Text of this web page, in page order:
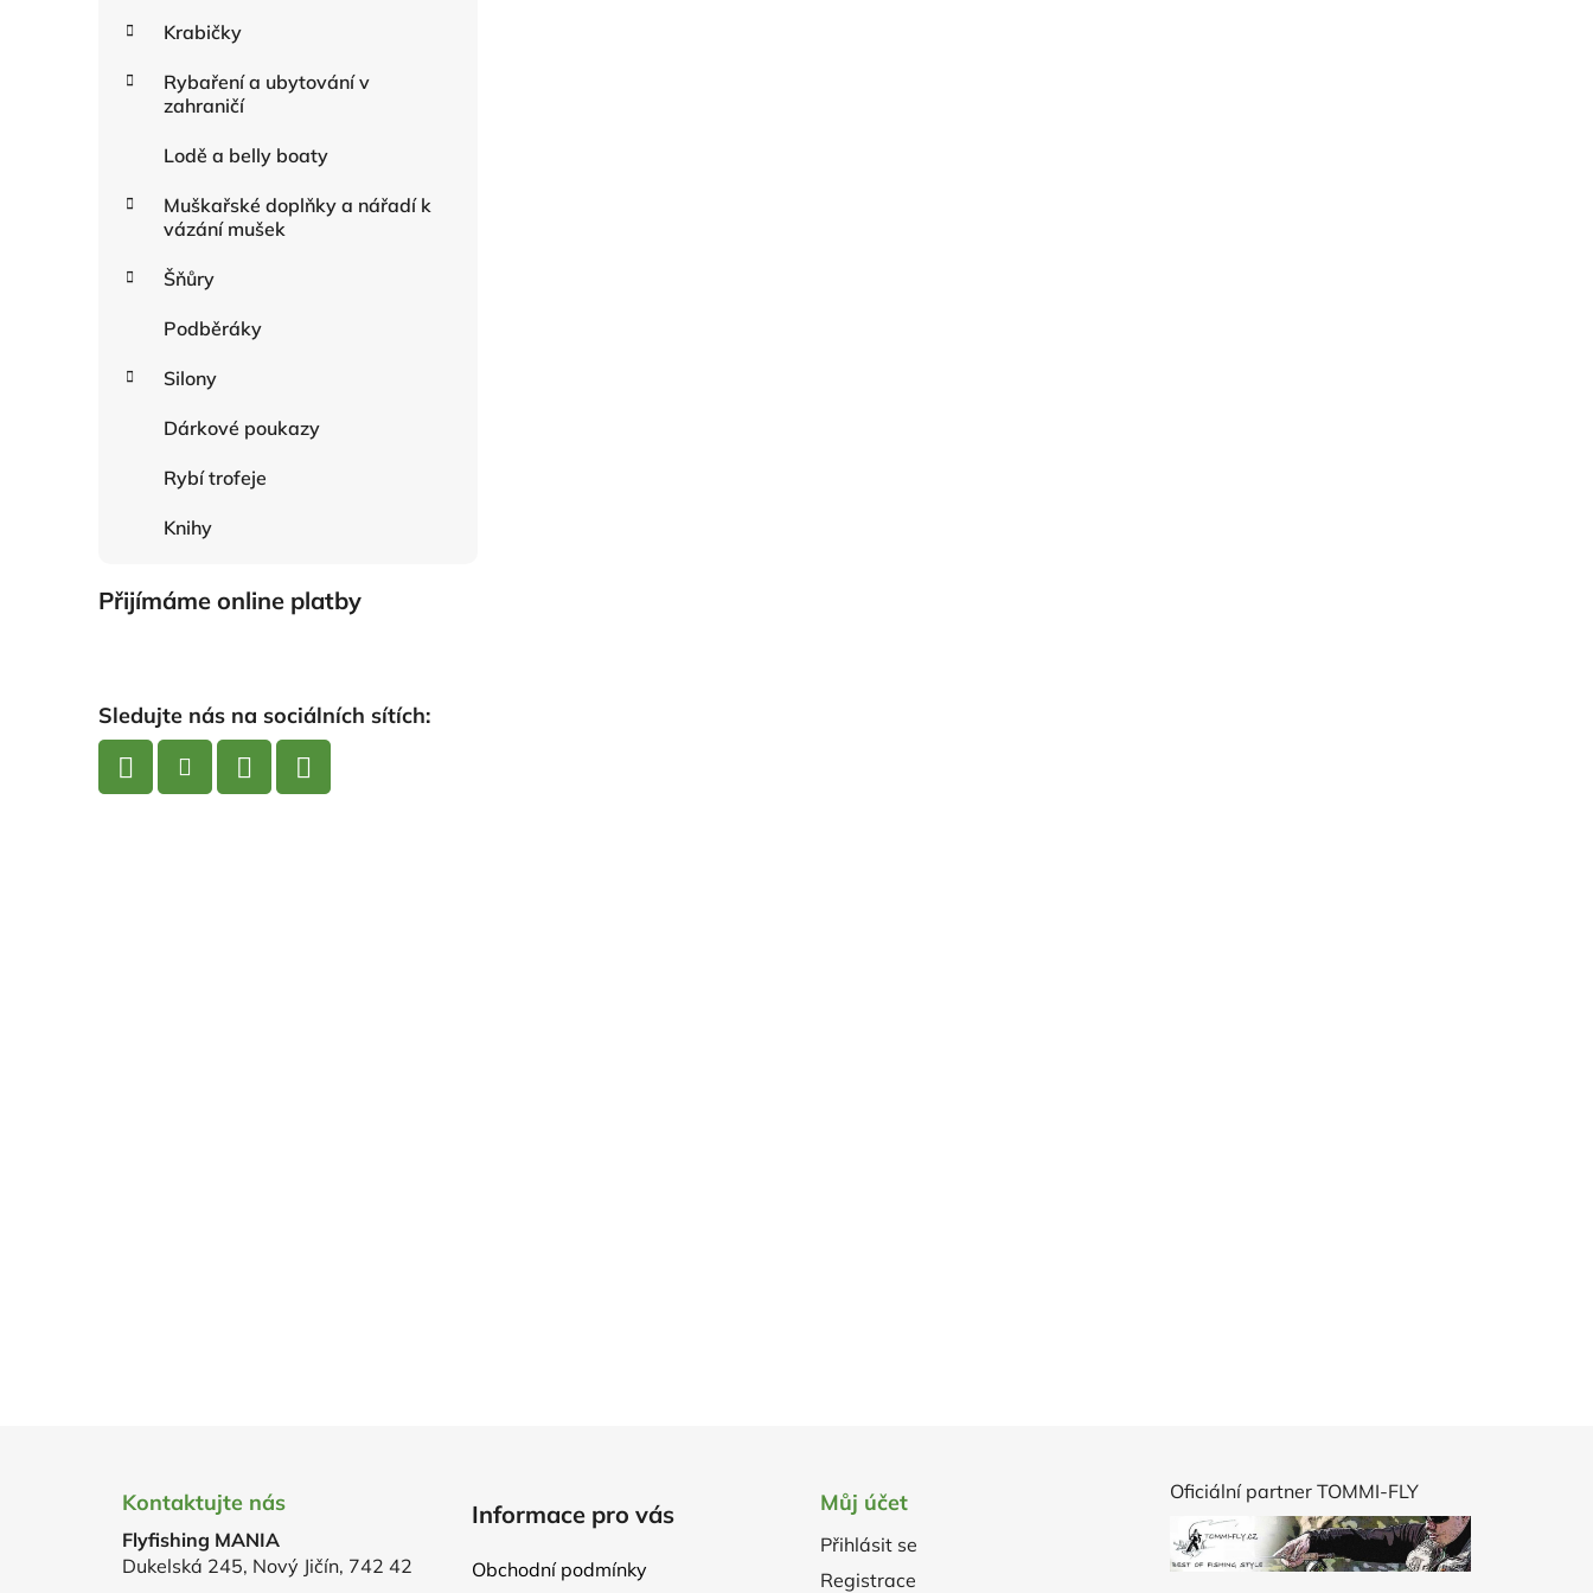
Krabičky
Rybaření a ubytování v
zahraničí
Lodě a belly boaty
Muškařské doplňky a nářadí k
vázání mušek
Šňůry
Podběráky
Silony
Dárkové poukazy
Rybí trofeje
Knihy
Přijímáme online platby
Sledujte nás na sociálních sítích:
Kontaktujte nás
Flyfishing MANIA
Dukelská 245, Nový Jičín, 742 42
Informace pro vás
Obchodní podmínky
Můj účet
Přihlásit se
Registrace
Oficiální partner TOMMI-FLY